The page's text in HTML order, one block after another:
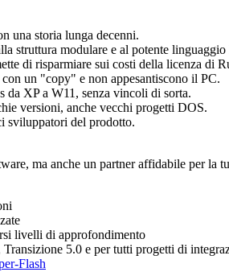
una storia lunga decenni.
struttura modulare e al potente
di risparmiare sui costi della licenza di
un "copy" e non appesantiscono il PC.
XP a W11, senza vincoli di sorta.
versioni, anche vecchi progetti DOS.
sviluppatori del prodotto.
ma anche un partner affidabile per la
livelli di approfondimento
5.0 e per tutti progetti di
Flash